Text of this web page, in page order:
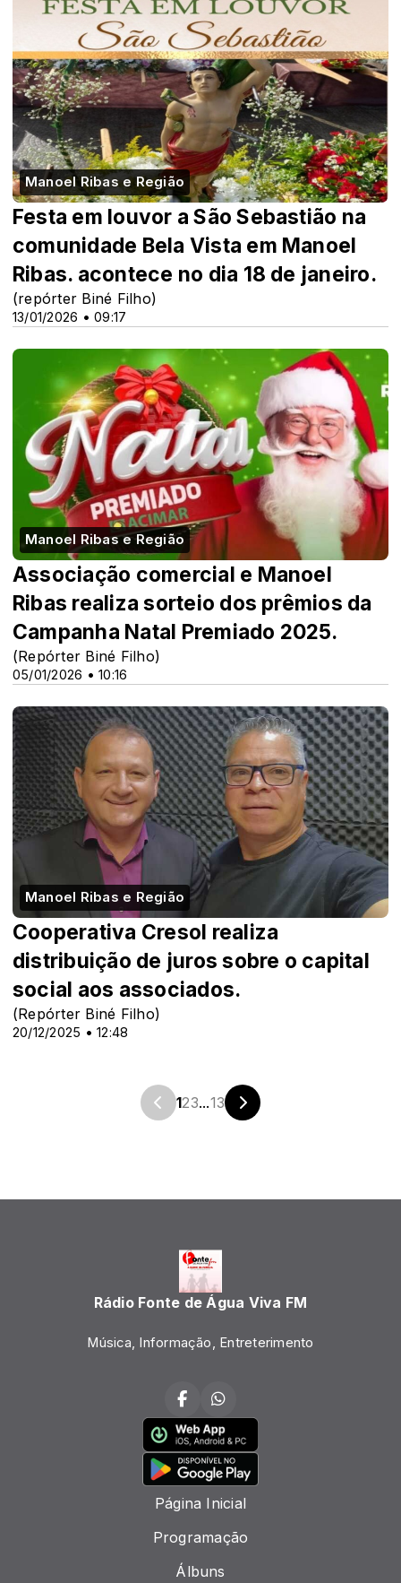
Manoel Ribas e Região
13/01/2026 • 09:17
Festa em louvor a São Sebastião na
comunidade Bela Vista em Manoel
Ribas. acontece no dia 18 de janeiro.
(repórter Biné Filho)
Manoel Ribas e Região
05/01/2026 • 10:16
Associação comercial e Manoel
Ribas realiza sorteio dos prêmios da
Campanha Natal Premiado 2025.
(Repórter Biné Filho)
Manoel Ribas e Região
20/12/2025 • 12:48
Cooperativa Cresol realiza
distribuição de juros sobre o capital
social aos associados.
(Repórter Biné Filho)
123...13
Rádio Fonte de Água Viva FM
Música, Informação, Entreterimento
Página Inicial
Programação
Álbuns